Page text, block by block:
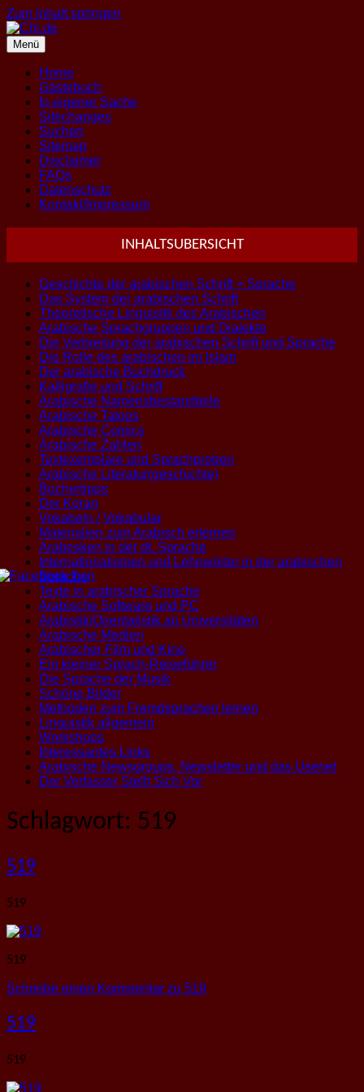
Zum Inhalt springen
Menü
Home
Gästebuch
In eigener Sache
Sitechanges
Suchen
Sitemap
Disclaimer
FAQs
Datenschutz
Kontakt/Impressum
INHALTSUBERSICHT
Geschichte der arabischen Schrift + Sprache
Das System der arabischen Schrift
Theoretische Linguistik des Arabischen
Arabische Sprachgruppen und Dialekte
Die Verbreitung der arabischen Schrift und Sprache
Die Rolle des arabischen im Islam
Der arabische Buchdruck
Kalligrafie und Schrift
Arabische Namensbestandteile
Arabische Tatoos
Arabische Comics
Arabische Zahlen
Textexemplare und Sprachproben
Arabische Literatur(geschichte)
Büchertipps
Der Koran
Vokabeln / Vokabular
Materialien zum Arabisch erlernen
Arabesken in der dt. Sprache
Internationalismen und Lehnwörter in der arabischen
Sprache
Texte in arabischer Sprache
Arabische Software und PC
Arabistik/Orientalistik an Universitäten
Arabische Medien
Arabischer Film und Kino
Ein kleiner Sprach-Reiseführer
Die Sprache der Musik
Schöne Bilder
Methoden zum Fremdsprachen lernen
Linguistik allgemein
Workshops
Interessantes Links
Arabische Newsgroups, Newsletter und das Usenet
Der Verfasser Stellt Sich Vor
Schlagwort: 519
519
519
519
Schreibe einen Kommentar zu 519
519
519